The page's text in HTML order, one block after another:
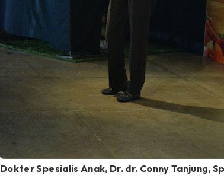
Dokter Spesialis Anak, Dr. dr. Conny Tanjung,